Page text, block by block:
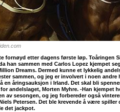
fornøyd etter dagens første løp. Toåringen
han sammen med Carlos Lopez kjempet
Dreams. Dermed kunne et lykkelig
sammen, og jeg er involvert i noen andre
en åringsauksjon i Irland. Det skal bli
andelslaget, Morten Myhre. -Han kjempet
av sesongen, og jeg forbereder også
Petersen. Det ble krevende å være
det jackpot.